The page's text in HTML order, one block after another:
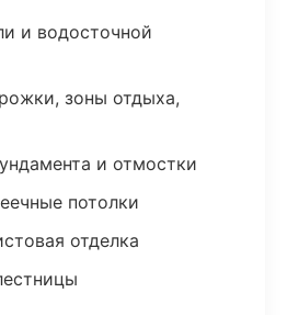
и водосточной
зоны отдыха,
и отмостки
потолки
отделка